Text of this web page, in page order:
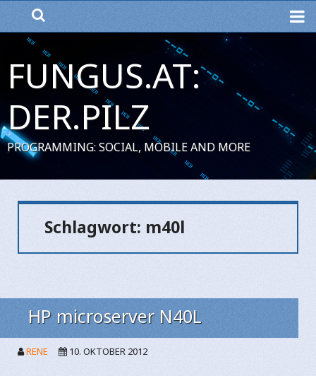
FUNGUS.AT:
DER.PILZ
PROGRAMMING: SOCIAL, MOBILE AND MORE
Schlagwort: m40l
HP microserver N40L
RENE 10. OKTOBER 2012